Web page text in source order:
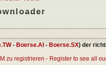
- Boerse.AI - Boerse.SX) der
zu registrieren - Register to see all